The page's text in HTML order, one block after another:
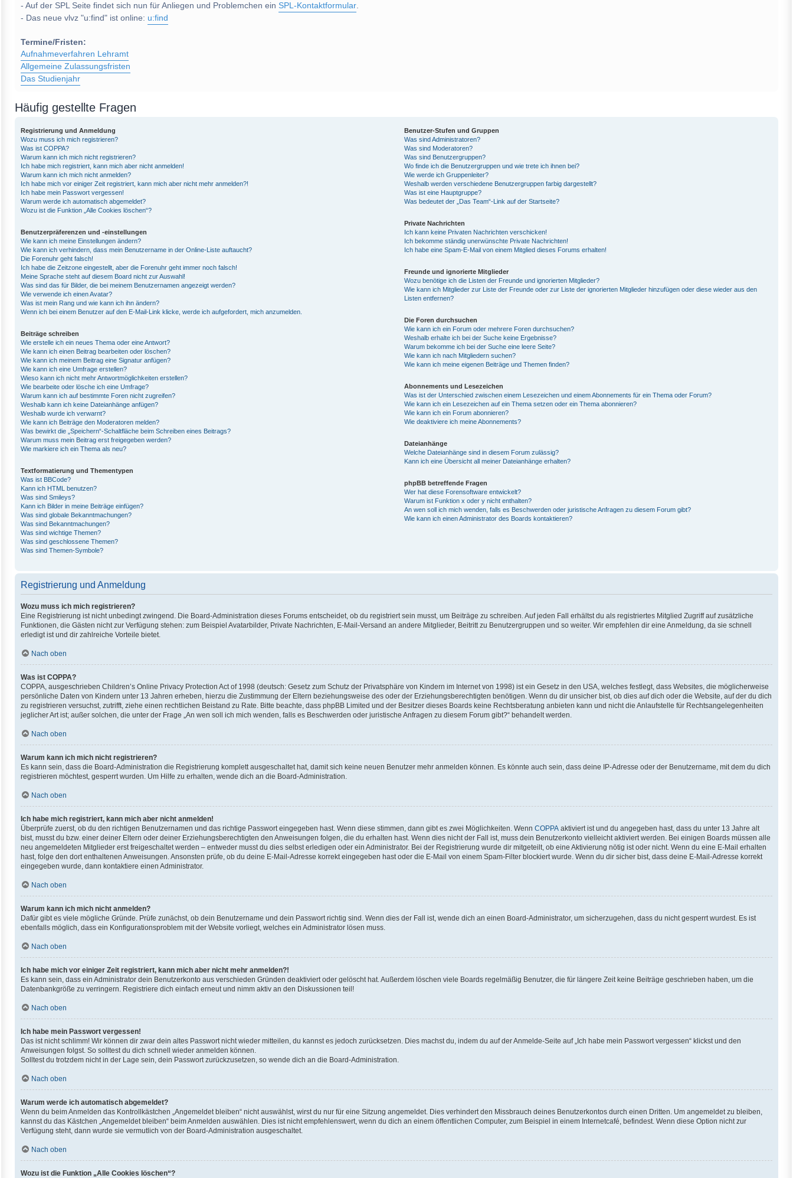
- Auf der SPL Seite findet sich nun für Anliegen und Problemchen ein SPL-Kontaktformular.
- Das neue vlvz "u:find" ist online: u:find
Termine/Fristen:
Aufnahmeverfahren Lehramt
Allgemeine Zulassungsfristen
Das Studienjahr
Häufig gestellte Fragen
Registrierung und Anmeldung
Wozu muss ich mich registrieren?
Was ist COPPA?
Warum kann ich mich nicht registrieren?
Ich habe mich registriert, kann mich aber nicht anmelden!
Warum kann ich mich nicht anmelden?
Ich habe mich vor einiger Zeit registriert, kann mich aber nicht mehr anmelden?!
Ich habe mein Passwort vergessen!
Warum werde ich automatisch abgemeldet?
Wozu ist die Funktion „Alle Cookies löschen“?
Benutzerpräferenzen und -einstellungen
Wie kann ich meine Einstellungen ändern?
Wie kann ich verhindern, dass mein Benutzername in der Online-Liste auftaucht?
Die Forenuhr geht falsch!
Ich habe die Zeitzone eingestellt, aber die Forenuhr geht immer noch falsch!
Meine Sprache steht auf diesem Board nicht zur Auswahl!
Was sind das für Bilder, die bei meinem Benutzernamen angezeigt werden?
Wie verwende ich einen Avatar?
Was ist mein Rang und wie kann ich ihn ändern?
Wenn ich bei einem Benutzer auf den E-Mail-Link klicke, werde ich aufgefordert, mich anzumelden.
Beiträge schreiben
Wie erstelle ich ein neues Thema oder eine Antwort?
Wie kann ich einen Beitrag bearbeiten oder löschen?
Wie kann ich meinem Beitrag eine Signatur anfügen?
Wie kann ich eine Umfrage erstellen?
Wieso kann ich nicht mehr Antwortmöglichkeiten erstellen?
Wie bearbeite oder lösche ich eine Umfrage?
Warum kann ich auf bestimmte Foren nicht zugreifen?
Weshalb kann ich keine Dateianhänge anfügen?
Weshalb wurde ich verwarnt?
Wie kann ich Beiträge den Moderatoren melden?
Was bewirkt die „Speichern“-Schaltfläche beim Schreiben eines Beitrags?
Warum muss mein Beitrag erst freigegeben werden?
Wie markiere ich ein Thema als neu?
Textformatierung und Thementypen
Was ist BBCode?
Kann ich HTML benutzen?
Was sind Smileys?
Kann ich Bilder in meine Beiträge einfügen?
Was sind globale Bekanntmachungen?
Was sind Bekanntmachungen?
Was sind wichtige Themen?
Was sind geschlossene Themen?
Was sind Themen-Symbole?
Benutzer-Stufen und Gruppen
Was sind Administratoren?
Was sind Moderatoren?
Was sind Benutzergruppen?
Wo finde ich die Benutzergruppen und wie trete ich ihnen bei?
Wie werde ich Gruppenleiter?
Weshalb werden verschiedene Benutzergruppen farbig dargestellt?
Was ist eine Hauptgruppe?
Was bedeutet der „Das Team“-Link auf der Startseite?
Private Nachrichten
Ich kann keine Privaten Nachrichten verschicken!
Ich bekomme ständig unerwünschte Private Nachrichten!
Ich habe eine Spam-E-Mail von einem Mitglied dieses Forums erhalten!
Freunde und ignorierte Mitglieder
Wozu benötige ich die Listen der Freunde und ignorierten Mitglieder?
Wie kann ich Mitglieder zur Liste der Freunde oder zur Liste der ignorierten Mitglieder hinzufügen oder diese wieder aus den
Listen entfernen?
Die Foren durchsuchen
Wie kann ich ein Forum oder mehrere Foren durchsuchen?
Weshalb erhalte ich bei der Suche keine Ergebnisse?
Warum bekomme ich bei der Suche eine leere Seite?
Wie kann ich nach Mitgliedern suchen?
Wie kann ich meine eigenen Beiträge und Themen finden?
Abonnements und Lesezeichen
Was ist der Unterschied zwischen einem Lesezeichen und einem Abonnements für ein Thema oder Forum?
Wie kann ich ein Lesezeichen auf ein Thema setzen oder ein Thema abonnieren?
Wie kann ich ein Forum abonnieren?
Wie deaktiviere ich meine Abonnements?
Dateianhänge
Welche Dateianhänge sind in diesem Forum zulässig?
Kann ich eine Übersicht all meiner Dateianhänge erhalten?
phpBB betreffende Fragen
Wer hat diese Forensoftware entwickelt?
Warum ist Funktion x oder y nicht enthalten?
An wen soll ich mich wenden, falls es Beschwerden oder juristische Anfragen zu diesem Forum gibt?
Wie kann ich einen Administrator des Boards kontaktieren?
Registrierung und Anmeldung
Wozu muss ich mich registrieren?
Eine Registrierung ist nicht unbedingt zwingend. Die Board-Administration dieses Forums entscheidet, ob du registriert sein musst, um Beiträge zu schreiben. Auf jeden Fall erhältst du als registriertes Mitglied Zugriff auf zusätzliche
Funktionen, die Gästen nicht zur Verfügung stehen: zum Beispiel Avatarbilder, Private Nachrichten, E-Mail-Versand an andere Mitglieder, Beitritt zu Benutzergruppen und so weiter. Wir empfehlen dir eine Anmeldung, da sie schnell
erledigt ist und dir zahlreiche Vorteile bietet.
Nach oben
Was ist COPPA?
COPPA, ausgeschrieben Children’s Online Privacy Protection Act of 1998 (deutsch: Gesetz zum Schutz der Privatsphäre von Kindern im Internet von 1998) ist ein Gesetz in den USA, welches festlegt, dass Websites, die möglicherweise
persönliche Daten von Kindern unter 13 Jahren erheben, hierzu die Zustimmung der Eltern beziehungsweise des oder der Erziehungsberechtigten benötigen. Wenn du dir unsicher bist, ob dies auf dich oder die Website, auf der du dich
zu registrieren versuchst, zutrifft, ziehe einen rechtlichen Beistand zu Rate. Bitte beachte, dass phpBB Limited und der Besitzer dieses Boards keine Rechtsberatung anbieten kann und nicht die Anlaufstelle für Rechtsangelegenheiten
jeglicher Art ist; außer solchen, die unter der Frage „An wen soll ich mich wenden, falls es Beschwerden oder juristische Anfragen zu diesem Forum gibt?“ behandelt werden.
Nach oben
Warum kann ich mich nicht registrieren?
Es kann sein, dass die Board-Administration die Registrierung komplett ausgeschaltet hat, damit sich keine neuen Benutzer mehr anmelden können. Es könnte auch sein, dass deine IP-Adresse oder der Benutzername, mit dem du dich
registrieren möchtest, gesperrt wurden. Um Hilfe zu erhalten, wende dich an die Board-Administration.
Nach oben
Ich habe mich registriert, kann mich aber nicht anmelden!
Überprüfe zuerst, ob du den richtigen Benutzernamen und das richtige Passwort eingegeben hast. Wenn diese stimmen, dann gibt es zwei Möglichkeiten. Wenn COPPA aktiviert ist und du angegeben hast, dass du unter 13 Jahre alt
bist, musst du bzw. einer deiner Eltern oder deiner Erziehungsberechtigten den Anweisungen folgen, die du erhalten hast. Wenn dies nicht der Fall ist, muss dein Benutzerkonto vielleicht aktiviert werden. Bei einigen Boards müssen alle
neu angemeldeten Mitglieder erst freigeschaltet werden – entweder musst du dies selbst erledigen oder ein Administrator. Bei der Registrierung wurde dir mitgeteilt, ob eine Aktivierung nötig ist oder nicht. Wenn du eine E-Mail erhalten
hast, folge den dort enthaltenen Anweisungen. Ansonsten prüfe, ob du deine E-Mail-Adresse korrekt eingegeben hast oder die E-Mail von einem Spam-Filter blockiert wurde. Wenn du dir sicher bist, dass deine E-Mail-Adresse korrekt
eingegeben wurde, dann kontaktiere einen Administrator.
Nach oben
Warum kann ich mich nicht anmelden?
Dafür gibt es viele mögliche Gründe. Prüfe zunächst, ob dein Benutzername und dein Passwort richtig sind. Wenn dies der Fall ist, wende dich an einen Board-Administrator, um sicherzugehen, dass du nicht gesperrt wurdest. Es ist
ebenfalls möglich, dass ein Konfigurationsproblem mit der Website vorliegt, welches ein Administrator lösen muss.
Nach oben
Ich habe mich vor einiger Zeit registriert, kann mich aber nicht mehr anmelden?!
Es kann sein, dass ein Administrator dein Benutzerkonto aus verschieden Gründen deaktiviert oder gelöscht hat. Außerdem löschen viele Boards regelmäßig Benutzer, die für längere Zeit keine Beiträge geschrieben haben, um die
Datenbankgröße zu verringern. Registriere dich einfach erneut und nimm aktiv an den Diskussionen teil!
Nach oben
Ich habe mein Passwort vergessen!
Das ist nicht schlimm! Wir können dir zwar dein altes Passwort nicht wieder mitteilen, du kannst es jedoch zurücksetzen. Dies machst du, indem du auf der Anmelde-Seite auf „Ich habe mein Passwort vergessen“ klickst und den
Anweisungen folgst. So solltest du dich schnell wieder anmelden können.
Solltest du trotzdem nicht in der Lage sein, dein Passwort zurückzusetzen, so wende dich an die Board-Administration.
Nach oben
Warum werde ich automatisch abgemeldet?
Wenn du beim Anmelden das Kontrollkästchen „Angemeldet bleiben“ nicht auswählst, wirst du nur für eine Sitzung angemeldet. Dies verhindert den Missbrauch deines Benutzerkontos durch einen Dritten. Um angemeldet zu bleiben,
kannst du das Kästchen „Angemeldet bleiben“ beim Anmelden auswählen. Dies ist nicht empfehlenswert, wenn du dich an einem öffentlichen Computer, zum Beispiel in einem Internetcafé, befindest. Wenn diese Option nicht zur
Verfügung steht, dann wurde sie vermutlich von der Board-Administration ausgeschaltet.
Nach oben
Wozu ist die Funktion „Alle Cookies löschen“?